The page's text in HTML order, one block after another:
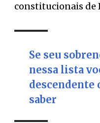
constitucionais de
Se seu
nessa lista
descendente
saber